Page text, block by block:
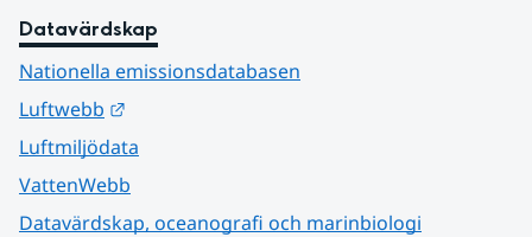
Datavärdskap
Nationella emissionsdatabasen
Luftwebb
Luftmiljödata
VattenWebb
Datavärdskap, oceanografi och marinbiologi